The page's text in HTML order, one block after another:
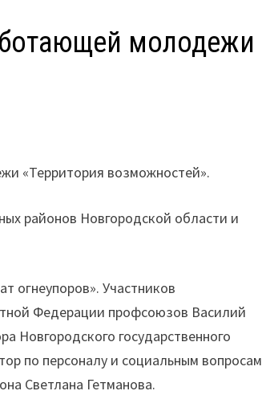
молодежи
«Территория возможностей».
районов Новгородской области и
огнеупоров». Участников
Федерации профсоюзов Василий
Новгородского государственного
по персоналу и социальным вопросам
Светлана Гетманова.